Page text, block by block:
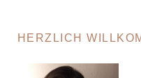
HERZLICH